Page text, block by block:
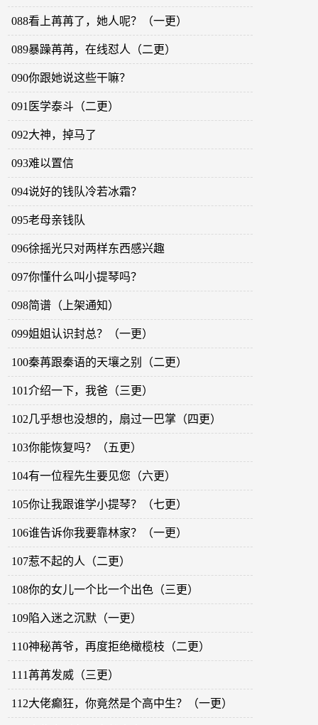
088看上苒苒了，她人呢？（一更）
089暴躁苒苒，在线怼人（二更）
090你跟她说这些干嘛？
091医学泰斗（二更）
092大神，掉马了
093难以置信
094说好的钱队冷若冰霜？
095老母亲钱队
096徐摇光只对两样东西感兴趣
097你懂什么叫小提琴吗？
098简谱（上架通知）
099姐姐认识封总？（一更）
100秦苒跟秦语的天壤之别（二更）
101介绍一下，我爸（三更）
102几乎想也没想的，扇过一巴掌（四更）
103你能恢复吗？（五更）
104有一位程先生要见您（六更）
105你让我跟谁学小提琴？（七更）
106谁告诉你我要靠林家？（一更）
107惹不起的人（二更）
108你的女儿一个比一个出色（三更）
109陷入迷之沉默（一更）
110神秘苒爷，再度拒绝橄榄枝（二更）
111苒苒发威（三更）
112大佬癫狂，你竟然是个高中生？（一更）